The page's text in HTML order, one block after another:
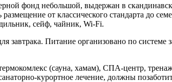
фонд небольшой, выдержан в
от классического стандарта до
сейф, чайник, Wi-Fi.
завтрака. Питание организовано по системе
(сауна, хамам), СПА-центр,
курортное лечение, должны